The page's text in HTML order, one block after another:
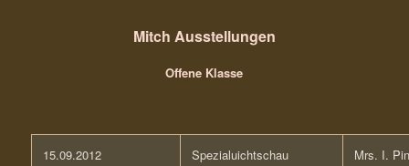
Mitch Ausstellungen
Offene Klasse
15.09.2012
Spezialuichtschau
Mrs. I.